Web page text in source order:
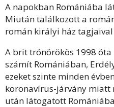
A napokban Romániába
Miután találkozott a
román királyi ház
A brit trónörökös 1998 óta
számít Romániában,
ezeket szinte minden
koronavírus-járvány miatt
után látogatott